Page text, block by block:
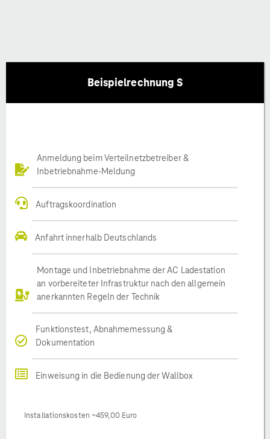
Beispielrechnung S
Anmeldung beim Verteilnetzbetreiber &
Inbetriebnahme-Meldung
Auftragskoordination
Anfahrt innerhalb Deutschlands
Montage und Inbetriebnahme der AC Ladestation
an vorbereiteter Infrastruktur nach den allgemein
anerkannten Regeln der Technik
Funktionstest, Abnahmemessung &
Dokumentation
Einweisung in die Bedienung der Wallbox
Installationskosten ~459,00 Euro